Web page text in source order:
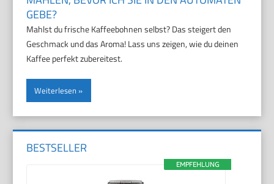
GEBE?
Mahlst du frische Kaffeebohnen selbst? Das steigert den
Geschmack und das Aroma! Lass uns zeigen, wie du deinen
Kaffee perfekt zubereitest.
Weiterlesen
BESTSELLER
EMPFEHLUNG